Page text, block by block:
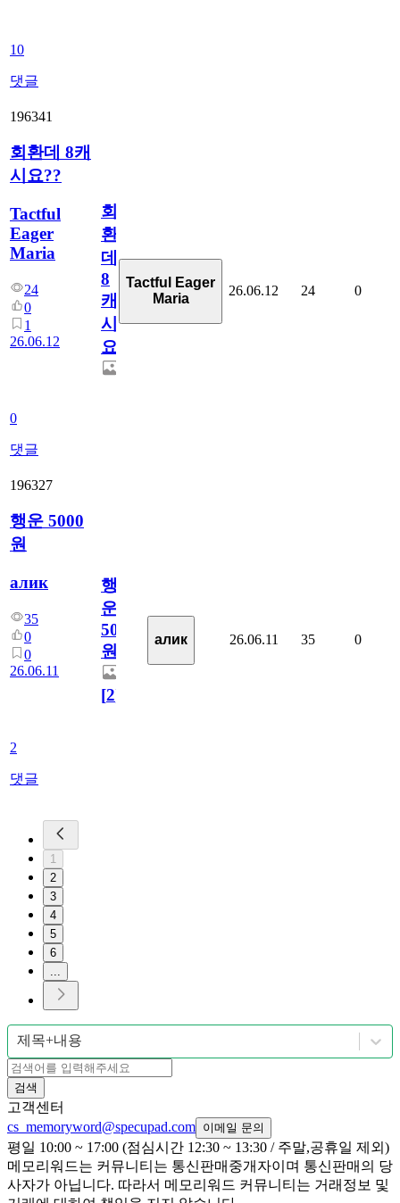
10
댓글
196341
회환데 8캐
시요??
Tactful
Eager
Maria
24
0
1
26.06.12
0
댓글
회
환
데
8
캐
시
요??
Tactful Eager
Maria
26.06.12 24 0
196327
행운 5000
원
алик
35
0
0
26.06.11
2
댓글
행
운
5000
원
[2]
алик 26.06.11 35 0
1
2
3
4
5
6
제목+내용
검색
고객센터
cs_memoryword@specupad.com 이메일 문의
평일 10:00 ~ 17:00 (점심시간 12:30 ~ 13:30 / 주말,공휴일 제외)
메모리워드는 커뮤니티는 통신판매중개자이며 통신판매의 당
사자가 아닙니다. 따라서 메모리워드 커뮤니티는 거래정보 및